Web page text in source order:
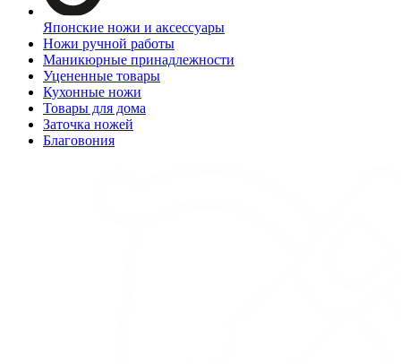
Японские ножи и аксессуары
Ножи ручной работы
Маникюрные принадлежности
Уцененные товары
Кухонные ножи
Товары для дома
Заточка ножей
Благовония